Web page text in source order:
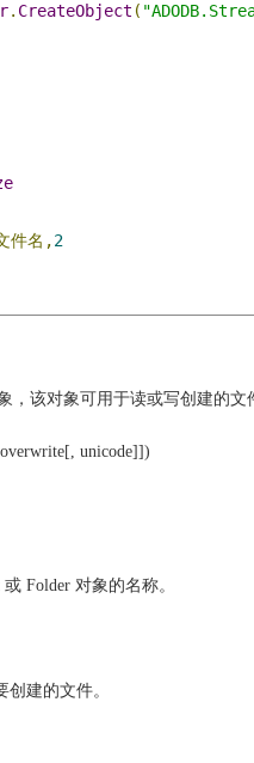
. CreateObject (
件名,2
，该对象可用于读或写创建的文
unicode]])
Folder 对象的名称。
建的文件。